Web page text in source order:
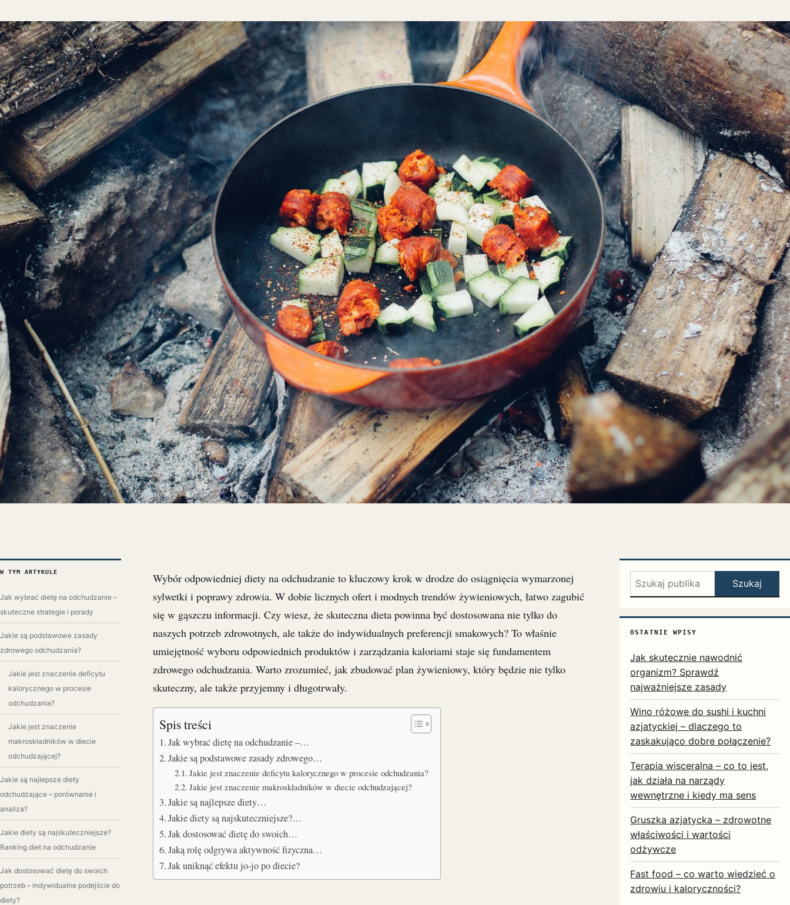
W TYM ARTYKULE
Jak wybrać dietę na odchudzanie –
skuteczne strategie i porady
Jakie są podstawowe zasady
zdrowego odchudzania?
Jakie jest znaczenie deficytu
kalorycznego w procesie
odchudzania?
Jakie jest znaczenie
makroskładników w diecie
odchudzającej?
Jakie są najlepsze diety
odchudzające – porównanie i
analiza?
Jakie diety są najskuteczniejsze?
Ranking diet na odchudzanie
Jak dostosować dietę do swoich
potrzeb – indywidualne podejście do
diety?
Wybór odpowiedniej diety na odchudzanie to kluczowy krok w drodze do osiągnięcia wymarzonej
sylwetki i poprawy zdrowia. W dobie licznych ofert i modnych trendów żywieniowych, łatwo zagubić
się w gąszczu informacji. Czy wiesz, że skuteczna dieta powinna być dostosowana nie tylko do
naszych potrzeb zdrowotnych, ale także do indywidualnych preferencji smakowych? To właśnie
umiejętność wyboru odpowiednich produktów i zarządzania kaloriami staje się fundamentem
zdrowego odchudzania. Warto zrozumieć, jak zbudować plan żywieniowy, który będzie nie tylko
skuteczny, ale także przyjemny i długotrwały.
Spis treści
Jak wybrać dietę na odchudzanie –…
Jakie są podstawowe zasady zdrowego…
Jakie jest znaczenie deficytu kalorycznego w procesie odchudzania?
Jakie jest znaczenie makroskładników w diecie odchudzającej?
Jakie są najlepsze diety…
Jakie diety są najskuteczniejsze?…
Jak dostosować dietę do swoich…
Jaką rolę odgrywa aktywność fizyczna…
Jak uniknąć efektu jo-jo po diecie?
Szukaj: Szukaj
OSTATNIE WPISY
Jak skutecznie nawodnić
organizm? Sprawdź
najważniejsze zasady
Wino różowe do sushi i kuchni
azjatyckiej – dlaczego to
zaskakująco dobre połączenie?
Terapia wisceralna – co to jest,
jak działa na narządy
wewnętrzne i kiedy ma sens
Gruszka azjatycka – zdrowotne
właściwości i wartości
odżywcze
Fast food – co warto wiedzieć o
zdrowiu i kaloryczności?